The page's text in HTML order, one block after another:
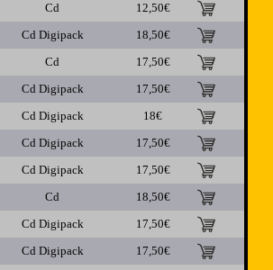
Cd
12,50€
Cd Digipack
18,50€
Cd
17,50€
Cd Digipack
17,50€
Cd Digipack
18€
Cd Digipack
17,50€
Cd Digipack
17,50€
Cd
18,50€
Cd Digipack
17,50€
Cd Digipack
17,50€